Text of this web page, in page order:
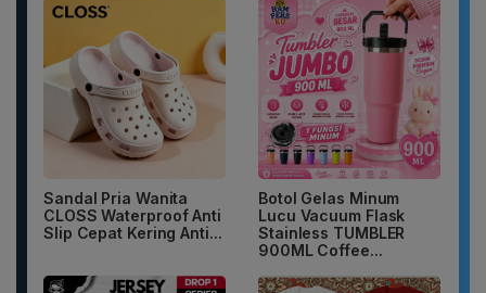
Sandal Pria Wanita
CLOSS Waterproof Anti
Slip Cepat Kering Anti...
Botol Gelas Minum
Lucu Vacuum Flask
Stainless TUMBLER
900ML Coffee...